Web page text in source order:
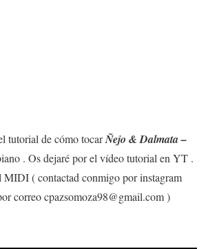
tutorial de cómo tocarÑejo & Dalmata –
. Os dejaré por el vídeo tutorial en YT .
MIDI ( contactad conmigo por instagram
correo cpazsomoza98@gmail.com )